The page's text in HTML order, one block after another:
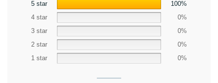
5 star
100%
4 star
0%
3 star
0%
2 star
0%
1 star
0%